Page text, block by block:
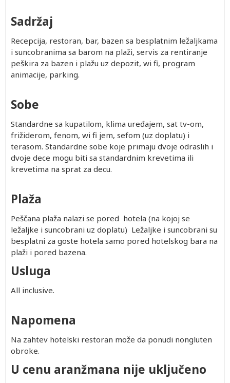
Sadržaj
Recepcija, restoran, bar, bazen sa besplatnim ležaljkama
i suncobranima sa barom na plaži, servis za rentiranje
peškira za bazen i plažu uz depozit, wi fi, program
animacije, parking.
Sobe
Standardne sa kupatilom, klima uređajem, sat tv-om,
frižiderom, fenom, wi fi jem, sefom (uz doplatu) i
terasom. Standardne sobe koje primaju dvoje odraslih i
dvoje dece mogu biti sa standardnim krevetima ili
krevetima na sprat za decu.
Plaža
Peščana plaža nalazi se pored hotela (na kojoj se
ležaljke i suncobrani uz doplatu) Ležaljke i suncobrani su
besplatni za goste hotela samo pored hotelskog bara na
plaži i pored bazena.
Usluga
All inclusive.
Napomena
Na zahtev hotelski restoran može da ponudi nongluten
obroke.
U cenu aranžmana nije uključeno